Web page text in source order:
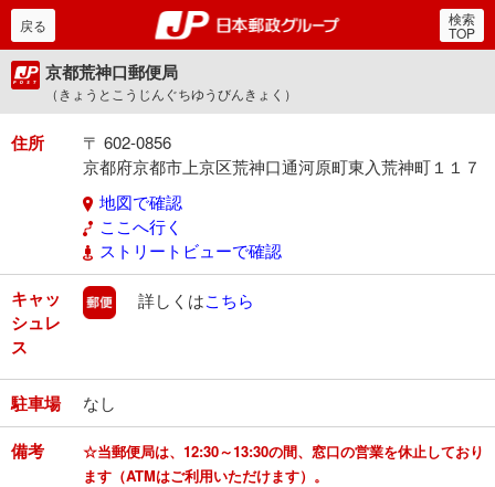
郵便局・日本郵政グルー
戻る 検索
TOP
京都荒神口郵便局
（きょうとこうじんぐちゆうびんきょく）
住所
〒 602-0856
京都府京都市上京区荒神口通河原町東入荒神町１１７
地図で確認
ここへ行く
ストリートビューで確認
キャッ
シュレ
ス
郵便
詳しくはこちら
駐車場 なし
備考
☆当郵便局は、12:30～13:30の間、窓口の営業を休止しており
ます（ATMはご利用いただけます）。